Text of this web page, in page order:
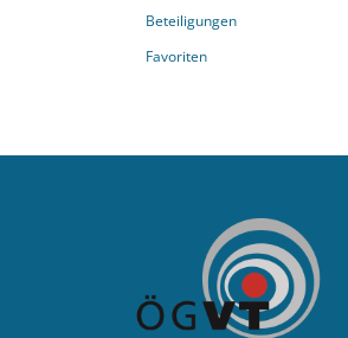
Beteiligungen
Favoriten